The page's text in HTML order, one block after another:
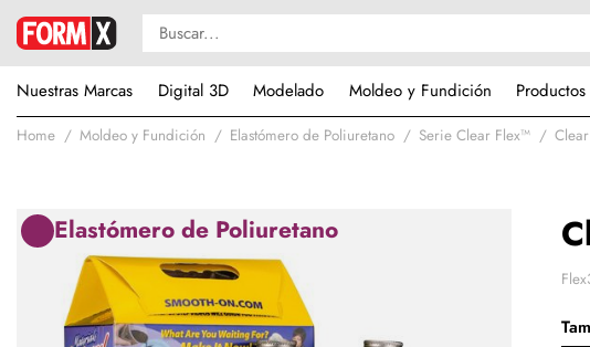
Nuestras Marcas
Digital 3D Modelado Moldeo y Fundición
Home Moldeo y Fundición Elastómero de Poliuretano Serie Clear Flex™
Elastómero de Poliuretano